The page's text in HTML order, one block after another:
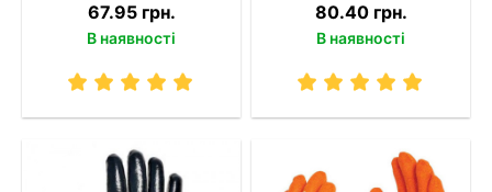
67.95 грн.
В наявності
80.40 грн.
В наявності